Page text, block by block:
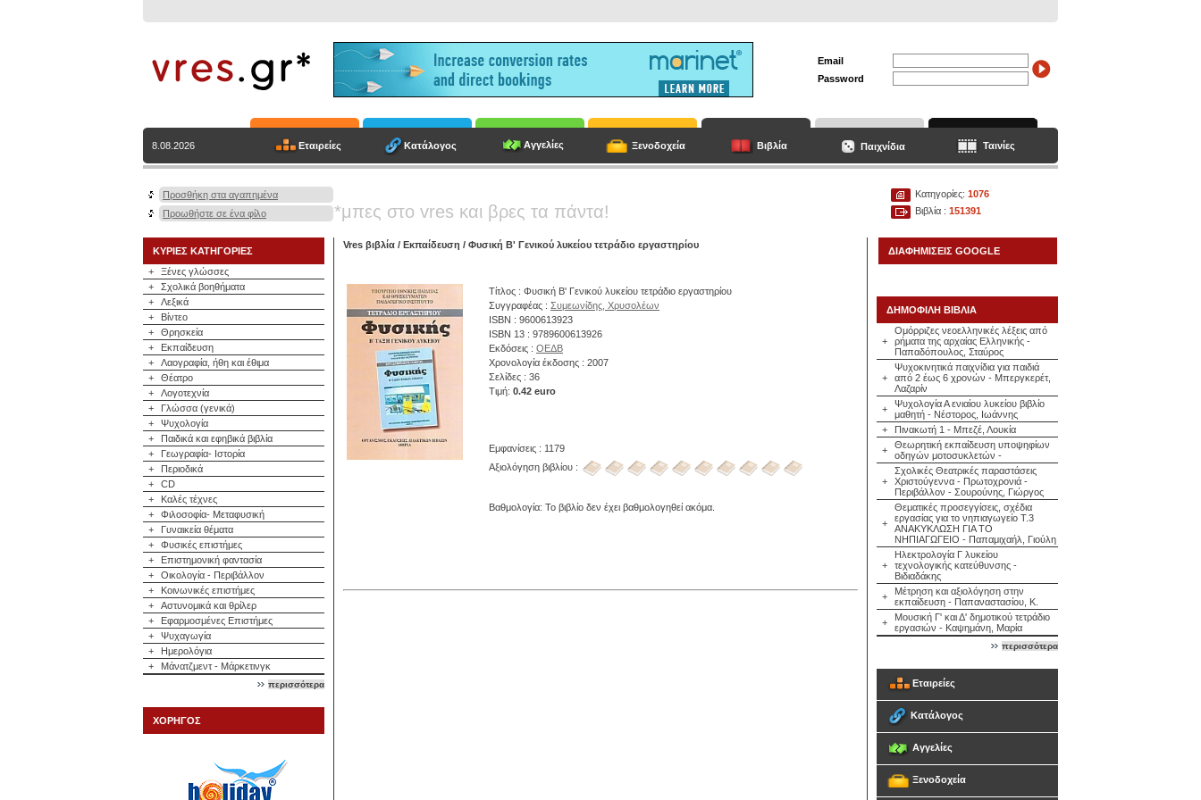
Email
Password
8.08.2026 Εταιρείες Κατάλογος Αγγελίες Ξενοδοχεία Βιβλία Παιχνίδια Ταινίες
Προσθήκη στα αγαπημένα
Προωθήστε σε ένα φίλο
*μπες στο vres και βρες τα πάντα!
Κατηγορίες: 1076
Βιβλία : 151391
ΚΥΡΙΕΣ ΚΑΤΗΓΟΡΙΕΣ
+
Ξένες γλώσσες
+
Σχολικά βοηθήματα
+
Λεξικά
+
Βίντεο
+
Θρησκεία
+
Εκπαίδευση
+
Λαογραφία, ήθη και έθιμα
+
Θέατρο
+
Λογοτεχνία
+
Γλώσσα (γενικά)
+
Ψυχολογία
+
Παιδικά και εφηβικά βιβλία
+
Γεωγραφία- Ιστορία
+
Περιοδικά
+
CD
+
Καλές τέχνες
+
Φιλοσοφία- Μεταφυσική
+
Γυναικεία θέματα
+
Φυσικές επιστήμες
+
Επιστημονική φαντασία
+
Οικολογία - Περιβάλλον
+
Κοινωνικές επιστήμες
+
Αστυνομικά και θρίλερ
+
Εφαρμοσμένες Επιστήμες
+
Ψυχαγωγία
+
Ημερολόγια
+
Μάνατζμεντ - Μάρκετινγκ
περισσότερα
ΧΟΡΗΓΟΣ
Vres βιβλία / Εκπαίδευση / Φυσική Β' Γενικού λυκείου τετράδιο εργαστηρίου
Τίτλος : Φυσική Β' Γενικού λυκείου τετράδιο εργαστηρίου
Συγγραφέας : Συμεωνίδης, Χρυσολέων
ISBN : 9600613923
ISBN 13 : 9789600613926
Εκδόσεις : ΟΕΔΒ
Χρονολογία έκδοσης : 2007
Σελίδες : 36
Τιμή: 0.42 euro
Εμφανίσεις : 1179
Αξιολόγηση βιβλίου :
Βαθμολογία: Το βιβλίο δεν έχει βαθμολογηθεί ακόμα.
ΔΙΑΦΗΜΙΣΕΙΣ GOOGLE
ΔΗΜΟΦΙΛΗ ΒΙΒΛΙΑ
+
Ομόρριζες νεοελληνικές λέξεις από
ρήματα της αρχαίας Ελληνικής -
Παπαδόπουλος, Σταύρος
+
Ψυχοκινητικά παιχνίδια για παιδιά
από 2 έως 6 χρονών - Μπεργκερέτ,
Λαζαρίν
+
Ψυχολογία Α ενιαίου λυκείου βιβλίο
μαθητή - Νέστορος, Ιωάννης
+
Πινακωτή 1 - Μπεζέ, Λουκία
+
Θεωρητική εκπαίδευση υποψηφίων
οδηγών μοτοσυκλετών -
+
Σχολικές Θεατρικές παραστάσεις
Χριστούγεννα - Πρωτοχρονιά -
Περιβάλλον - Σουρούνης, Γιώργος
+
Θεματικές προσεγγίσεις, σχέδια
εργασίας για το νηπιαγωγείο Τ.3
ΑΝΑΚΥΚΛΩΣΗ ΓΙΑ ΤΟ
ΝΗΠΙΑΓΩΓΕΙΟ - Παπαμιχαήλ, Γιούλη
+
Ηλεκτρολογία Γ λυκείου
τεχνολογικής κατεύθυνσης -
Βιδιαδάκης
+
Μέτρηση και αξιολόγηση στην
εκπαίδευση - Παπαναστασίου, Κ.
+
Μουσική Γ' και Δ' δημοτικού τετράδιο
εργασιών - Καψημάνη, Μαρία
περισσότερα
Εταιρείες
Κατάλογος
Αγγελίες
Ξενοδοχεία